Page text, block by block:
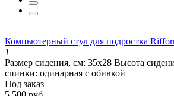
Компьютерный стул для подростка
1
Размер сидения, см: 35х28 Высота
спинки: одинарная с обивкой
Под заказ